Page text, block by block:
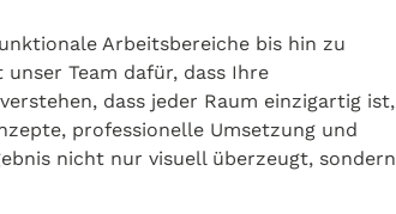
Arbeitsbereiche bis hin zu
Team dafür, dass Ihre
dass jeder Raum einzigartig ist,
professionelle Umsetzung und
nicht nur visuell überzeugt, sondern